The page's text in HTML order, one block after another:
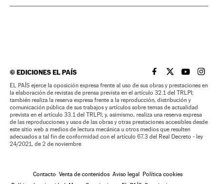
©EDICIONES EL PAÍS EL PAÍS BRASIL EN
EL PAÍSEL PAÍS
EL
EL PAÍS ejerce la oposición expresa frente al uso de sus obras y prestaciones en
la elaboración de revistas de prensa prevista en el artículo 32.1 del TRLPI;
también realiza la reserva expresa frente a la reproducción, distribución y
comunicación pública de sus trabajos y artículos sobre temas de actualidad
prevista en el artículo 33.1 del TRLPI; y, asimismo, realiza una reserva expresa
de las reproducciones y usos de las obras y otras prestaciones accesibles desde
este sitio web a medios de lectura mecánica u otros medios que resulten
adecuados a tal fin de conformidad con el artículo 67.3 del Real Decreto - ley
24/2021, de 2 de noviembre
Contacto Venta de contenidos Aviso legal
Política cookies